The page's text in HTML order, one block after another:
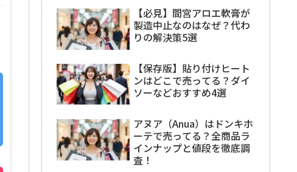
【必見】間宮アロエ軟膏が
製造中止なのはなぜ？代わ
りの解決策5選
【保存版】貼り付けヒート
ンはどこで売ってる？ダイ
ソーなどおすすめ4選
アヌア（Anua）はドンキホ
ーテで売ってる？全商品ラ
インナップと値段を徹底調
査！